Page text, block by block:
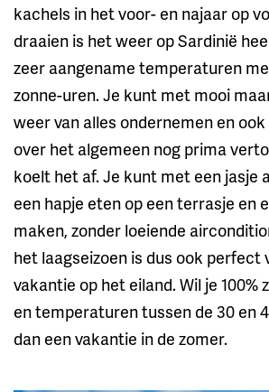
kachels in het voor- en najaar op
draaien is het weer op Sardinië
zeer aangename temperaturen
zonne-uren. Je kunt met mooi
weer van alles ondernemen en
over het algemeen nog prima
koelt het af. Je kunt met een jasje
een hapje eten op een terrasje en
maken, zonder loeiende
het laagseizoen is dus ook perfect
vakantie op het eiland. Wil je 100%
en temperaturen tussen de 30 en
dan een vakantie in de zomer.